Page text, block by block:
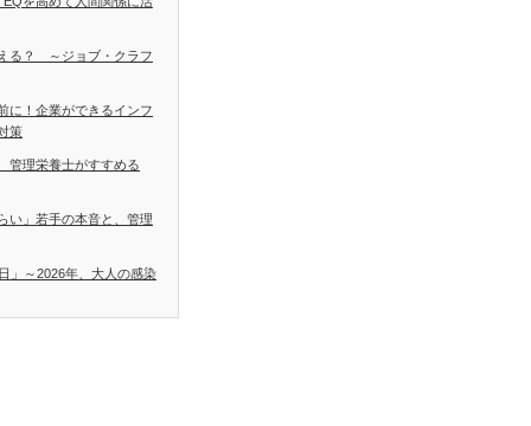
る？ ～ジョブ・クラフ
に！企業ができるインフ
策
理栄養士がすすめる
い」若手の本音と、管理
」～2026年、大人の感染